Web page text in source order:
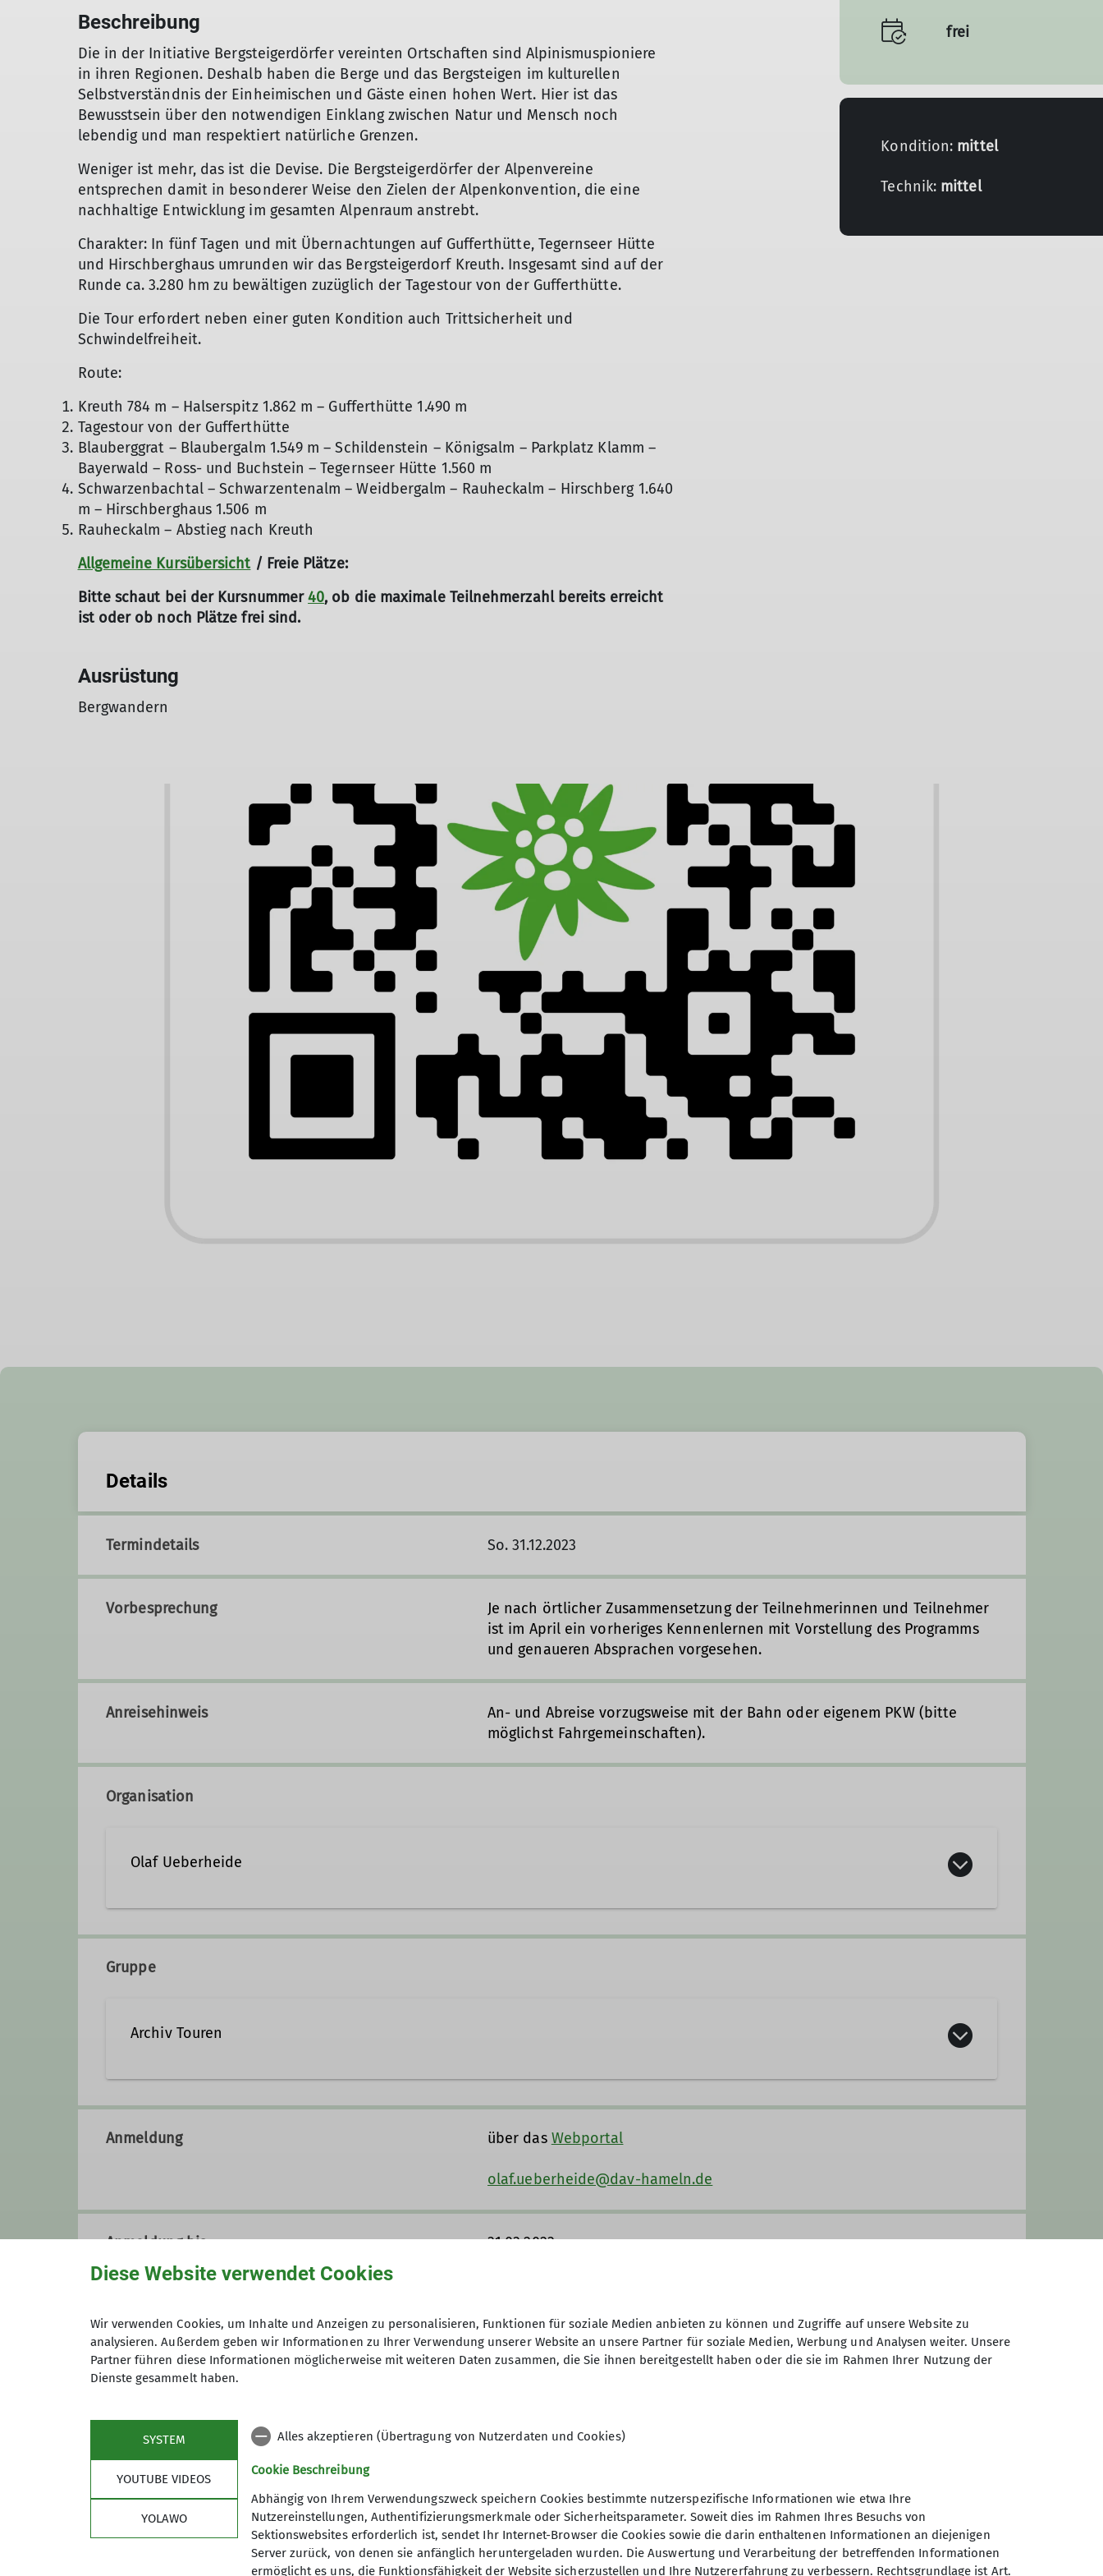
Beschreibung
Die in der Initiative Bergsteigerdörfer vereinten Ortschaften sind Alpinismuspioniere
in ihren Regionen. Deshalb haben die Berge und das Bergsteigen im kulturellen
Selbstverständnis der Einheimischen und Gäste einen hohen Wert. Hier ist das
Bewusstsein über den notwendigen Einklang zwischen Natur und Mensch noch
lebendig und man respektiert natürliche Grenzen.
Weniger ist mehr, das ist die Devise. Die Bergsteigerdörfer der Alpenvereine
entsprechen damit in besonderer Weise den Zielen der Alpenkonvention, die eine
nachhaltige Entwicklung im gesamten Alpenraum anstrebt.
Charakter: In fünf Tagen und mit Übernachtungen auf Gufferthütte, Tegernseer Hütte
und Hirschberghaus umrunden wir das Bergsteigerdorf Kreuth. Insgesamt sind auf der
Runde ca. 3.280 hm zu bewältigen zuzüglich der Tagestour von der Gufferthütte.
Die Tour erfordert neben einer guten Kondition auch Trittsicherheit und
Schwindelfreiheit.
Route:
Kreuth 784 m – Halserspitz 1.862 m – Gufferthütte 1.490 m
Tagestour von der Gufferthütte
Blauberggrat – Blaubergalm 1.549 m – Schildenstein – Königsalm – Parkplatz Klamm –
Bayerwald – Ross- und Buchstein – Tegernseer Hütte 1.560 m
Schwarzenbachtal – Schwarzentenalm – Weidbergalm – Rauheckalm – Hirschberg 1.640
m – Hirschberghaus 1.506 m
Rauheckalm – Abstieg nach Kreuth
Allgemeine Kursübersicht / Freie Plätze:
Bitte schaut bei der Kursnummer40, ob die maximale Teilnehmerzahl bereits erreicht
ist oder ob noch Plätze frei sind.
Ausrüstung
Bergwandern
frei
Kondition: mittel
Technik: mittel
Details
Termindetails So. 31.12.2023
Vorbesprechung
Je nach örtlicher Zusammensetzung der Teilnehmerinnen und Teilnehmer
ist im April ein vorheriges Kennenlernen mit Vorstellung des Programms
und genaueren Absprachen vorgesehen.
Anreisehinweis
An- und Abreise vorzugsweise mit der Bahn oder eigenem PKW (bitte
möglichst Fahrgemeinschaften).
Organisation
Olaf Ueberheide
Gruppe
Archiv Touren
Anmeldung über das Webportal
olaf.ueberheide@dav-hameln.de
Anmeldung bis 31.03.2023
sonstige Auslagen tragen die Teilnehmerinnen und Teilnehmer selbst.
Ebenso sind diese für ihre Versicherung selbst verantwortlich.
Diese Website verwendet Cookies
Wir verwenden Cookies, um Inhalte und Anzeigen zu personalisieren, Funktionen für soziale Medien anbieten zu können und Zugriffe auf unsere Website zu
analysieren. Außerdem geben wir Informationen zu Ihrer Verwendung unserer Website an unsere Partner für soziale Medien, Werbung und Analysen weiter. Unsere
Partner führen diese Informationen möglicherweise mit weiteren Daten zusammen, die Sie ihnen bereitgestellt haben oder die sie im Rahmen Ihrer Nutzung der
Dienste gesammelt haben.
SYSTEM
YOUTUBE VIDEOS
YOLAWO
Alles akzeptieren (Übertragung von Nutzerdaten und Cookies)
Cookie Beschreibung
Abhängig von Ihrem Verwendungszweck speichern Cookies bestimmte nutzerspezifische Informationen wie etwa Ihre
Nutzereinstellungen, Authentifizierungsmerkmale oder Sicherheitsparameter. Soweit dies im Rahmen Ihres Besuchs von
Sektionswebsites erforderlich ist, sendet Ihr Internet-Browser die Cookies sowie die darin enthaltenen Informationen an diejenigen
Server zurück, von denen sie anfänglich heruntergeladen wurden. Die Auswertung und Verarbeitung der betreffenden Informationen
ermöglicht es uns, die Funktionsfähigkeit der Website sicherzustellen und Ihre Nutzererfahrung zu verbessern. Rechtsgrundlage ist Art.